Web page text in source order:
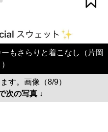
もさらりと着こなし（片岡
す。画像（8/9）
次の写真 ↓